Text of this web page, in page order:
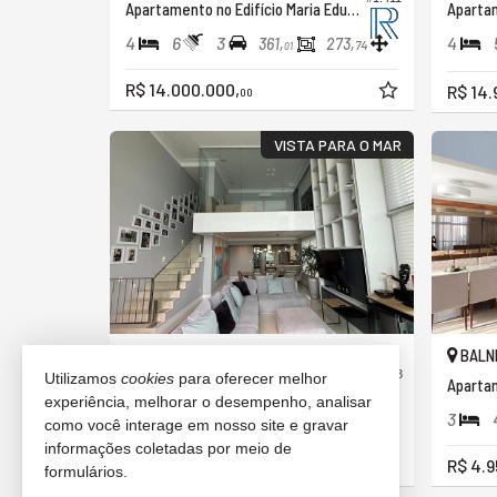
Apartamento no Edifício Maria Eduarda
4 6 3 361,01 273,74
R$ 14.000.000,00
4
R$
VISTA PARA O MAR
#1.693
4 5 3 268, 00 3
R$
Utilizamos cookies para oferecer melhor
experiência, melhorar o desempenho, analisar
como você interage em nosso site e gravar
informações coletadas por meio de
formulários.